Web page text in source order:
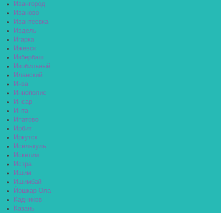
Ивангород
Иваново
Ивантеевка
Ивдель
Игарка
Ижевск
Избербаш
Изобильный
Иланский
Инза
Иннополис
Инсар
Инта
Ипатово
Ирбит
Иркутск
Исилькуль
Искитим
Истра
Ишим
Ишимбай
Йошкар-Ола
Кадников
Казань